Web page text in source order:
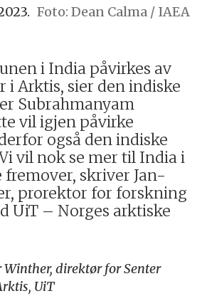
Dean Calma / IAEA
i India påvirkes av
i Arktis, sier den indiske
Subrahmanyam
vil igjen påvirke
også den indiske
vil nok se mer til India i
skriver Jan-
prorektor for forskning
UiT – Norges arktiske
Winther, direktør for Senter
UiT